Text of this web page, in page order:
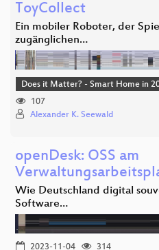
ToyCollect
Ein mobiler Roboter, der
zugänglichen…
Does it Matter? - Smart Home in
107
Alexander K. Seewald
openDesk: OSS am
Wie Deutschland digital
Software…
2023-11-04 314